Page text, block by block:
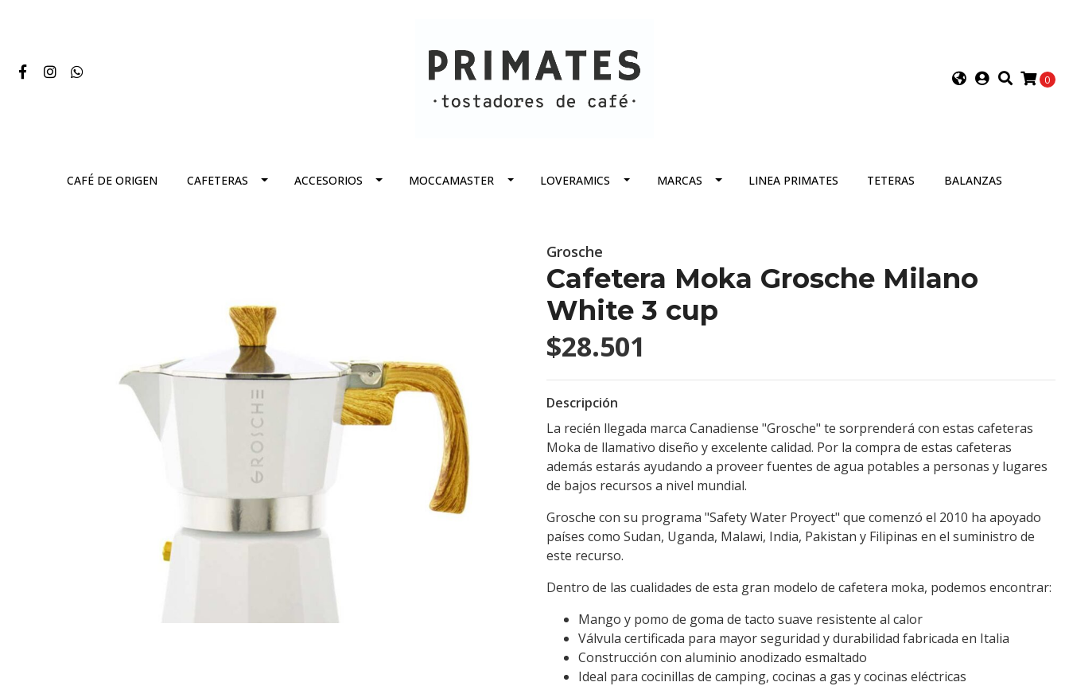
0
CAFÉ DE ORIGEN CAFETERAS ACCESORIOS MOCCAMASTER LOVERAMICS MARCAS LINEA PRIMATES TETERAS BALANZAS
Grosche
Cafetera Moka Grosche Milano
White 3 cup
$28.501
Descripción
La recién llegada marca Canadiense "Grosche" te sorprenderá con estas cafeteras
Moka de llamativo diseño y excelente calidad. Por la compra de estas cafeteras
además estarás ayudando a proveer fuentes de agua potables a personas y lugares
de bajos recursos a nivel mundial.
Grosche con su programa "Safety Water Proyect" que comenzó el 2010 ha apoyado
países como Sudan, Uganda, Malawi, India, Pakistan y Filipinas en el suministro de
este recurso.
Dentro de las cualidades de esta gran modelo de cafetera moka, podemos encontrar:
Mango y pomo de goma de tacto suave resistente al calor
Válvula certificada para mayor seguridad y durabilidad fabricada en Italia
Construcción con aluminio anodizado esmaltado
Ideal para cocinillas de camping, cocinas a gas y cocinas eléctricas